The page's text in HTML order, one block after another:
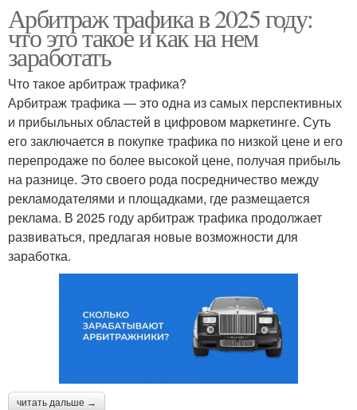
Арбитраж трафика в 2025 году:
что это такое и как на нем
заработать
Что такое арбитраж трафика?
Арбитраж трафика — это одна из самых перспективных
и прибыльных областей в цифровом маркетинге. Суть
его заключается в покупке трафика по низкой цене и его
перепродаже по более высокой цене, получая прибыль
на разнице. Это своего рода посредничество между
рекламодателями и площадками, где размещается
реклама. В 2025 году арбитраж трафика продолжает
развиваться, предлагая новые возможности для
заработка.
читать дальше →